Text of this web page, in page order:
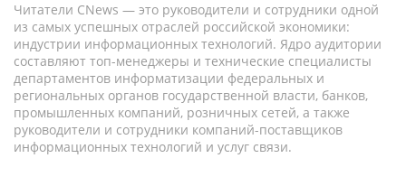
Читатели CNews — это руководители и сотрудники одной
из самых успешных отраслей российской экономики:
индустрии информационных технологий. Ядро аудитории
составляют топ-менеджеры и технические специалисты
департаментов информатизации федеральных и
региональных органов государственной власти, банков,
промышленных компаний, розничных сетей, а также
руководители и сотрудники компаний-поставщиков
информационных технологий и услуг связи.